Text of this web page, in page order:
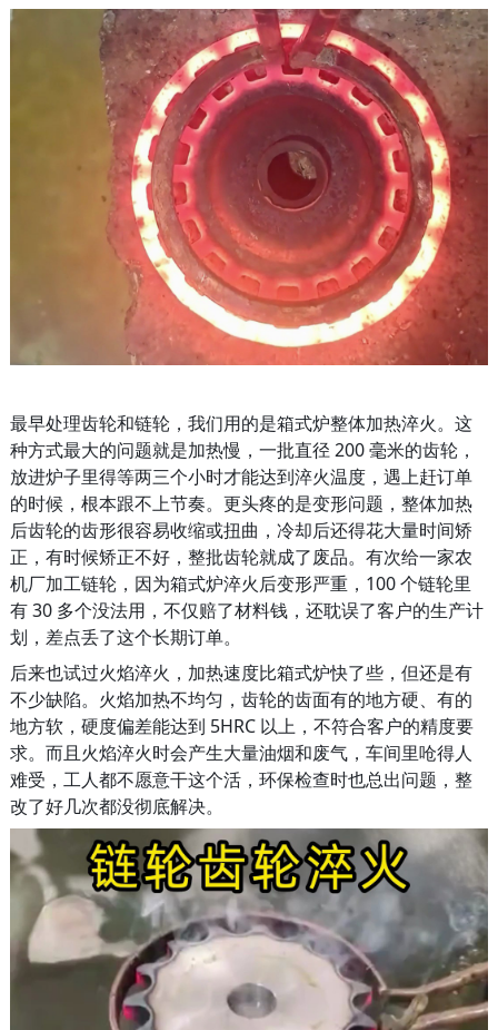
最早处理齿轮和链轮，我们用的是箱式炉整体加热淬火。这
种方式最大的问题就是加热慢，一批直径 200 毫米的齿轮，
放进炉子里得等两三个小时才能达到淬火温度，遇上赶订单
的时候，根本跟不上节奏。更头疼的是变形问题，整体加热
后齿轮的齿形很容易收缩或扭曲，冷却后还得花大量时间矫
正，有时候矫正不好，整批齿轮就成了废品。有次给一家农
机厂加工链轮，因为箱式炉淬火后变形严重，100 个链轮里
有 30 多个没法用，不仅赔了材料钱，还耽误了客户的生产计
划，差点丢了这个长期订单。
后来也试过火焰淬火，加热速度比箱式炉快了些，但还是有
不少缺陷。火焰加热不均匀，齿轮的齿面有的地方硬、有的
地方软，硬度偏差能达到 5HRC 以上，不符合客户的精度要
求。而且火焰淬火时会产生大量油烟和废气，车间里呛得人
难受，工人都不愿意干这个活，环保检查时也总出问题，整
改了好几次都没彻底解决。